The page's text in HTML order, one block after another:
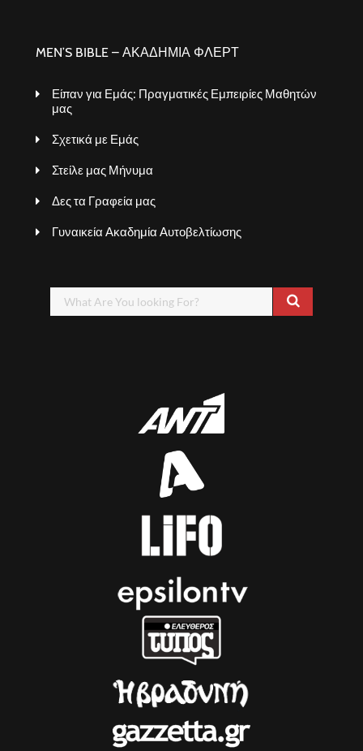
MEN’S BIBLE – ΑΚΑΔΗΜΙΑ ΦΛΕΡΤ
Είπαν για Εμάς: Πραγματικές Εμπειρίες Μαθητών
μας
Σχετικά με Εμάς
Στείλε μας Μήνυμα
Δες τα Γραφεία μας
Γυναικεία Ακαδημία Αυτοβελτίωσης